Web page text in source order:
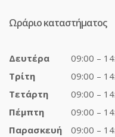
Ωράριο καταστήματος
Δευτέρα
09:00 –
Τρίτη
09:00 –
Τετάρτη
09:00 –
Πέμπτη
09:00 –
Παρασκευή
09:00 –